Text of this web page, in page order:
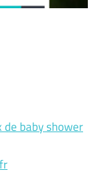
baby shower